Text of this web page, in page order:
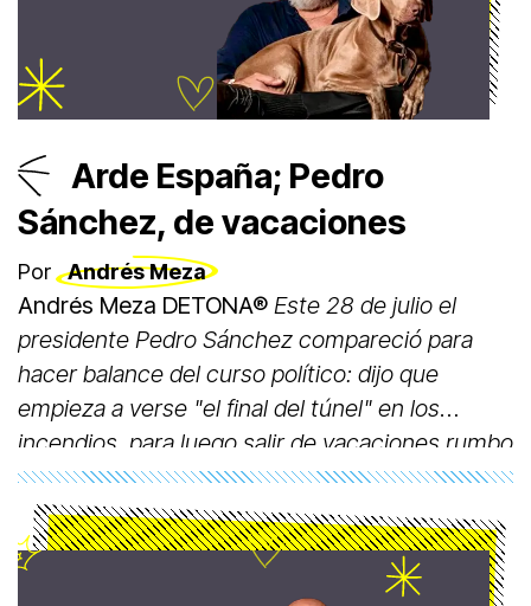
Arde España; Pedro
Sánchez, de vacaciones
Por Andrés Meza
Andrés Meza DETONA® Este 28 de julio el
presidente Pedro Sánchez compareció para
hacer balance del curso político: dijo que
empieza a verse "el final del túnel" en los
incendios, para luego salir de vacaciones rumbo
a Lanzarote; vuelve el 25 de agosto, mientras
las llamas continúan dando lengüetazos.